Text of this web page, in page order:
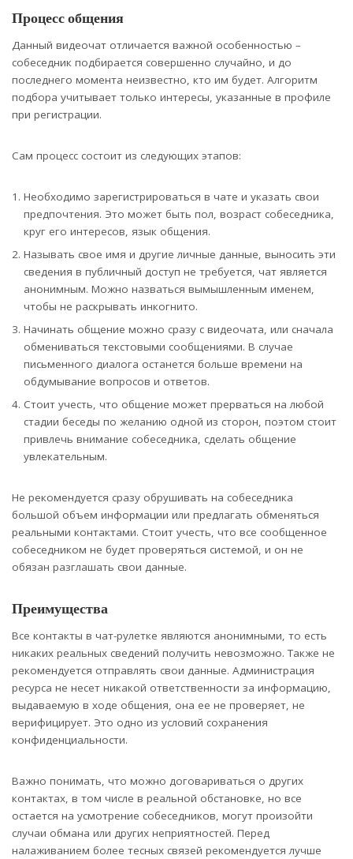
Процесс общения
Данный видеочат отличается важной особенностью –
собеседник подбирается совершенно случайно, и до
последнего момента неизвестно, кто им будет. Алгоритм
подбора учитывает только интересы, указанные в профиле
при регистрации.
Сам процесс состоит из следующих этапов:
Необходимо зарегистрироваться в чате и указать свои
предпочтения. Это может быть пол, возраст собеседника,
круг его интересов, язык общения.
Называть свое имя и другие личные данные, выносить эти
сведения в публичный доступ не требуется, чат является
анонимным. Можно назваться вымышленным именем,
чтобы не раскрывать инкогнито.
Начинать общение можно сразу с видеочата, или сначала
обмениваться текстовыми сообщениями. В случае
письменного диалога останется больше времени на
обдумывание вопросов и ответов.
Стоит учесть, что общение может прерваться на любой
стадии беседы по желанию одной из сторон, поэтом стоит
привлечь внимание собеседника, сделать общение
увлекательным.
Не рекомендуется сразу обрушивать на собеседника
большой объем информации или предлагать обменяться
реальными контактами. Стоит учесть, что все сообщенное
собеседником не будет проверяться системой, и он не
обязан разглашать свои данные.
Преимущества
Все контакты в чат-рулетке являются анонимными, то есть
никаких реальных сведений получить невозможно. Также не
рекомендуется отправлять свои данные. Администрация
ресурса не несет никакой ответственности за информацию,
выдаваемую в ходе общения, она ее не проверяет, не
верифицирует. Это одно из условий сохранения
конфиденциальности.
Важно понимать, что можно договариваться о других
контактах, в том числе в реальной обстановке, но все
остается на усмотрение собеседников, могут произойти
случаи обмана или других неприятностей. Перед
налаживанием более тесных связей рекомендуется лучше